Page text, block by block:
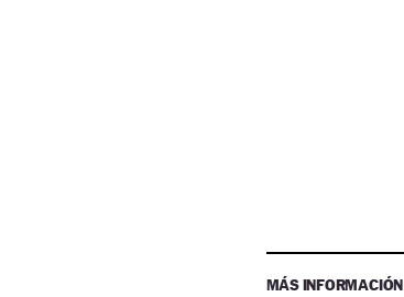
MÁS INFORMACIÓN